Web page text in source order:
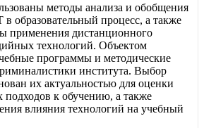
методы анализа и обобщения
образовательный процесс, а также
применения дистанционного
технологий. Объектом
программы и методические
института. Выбор
их актуальностью для оценки
к обучению, а также
влияния технологий на учебный